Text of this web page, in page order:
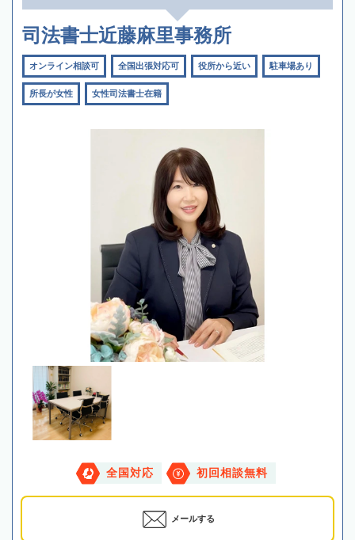
司法書士近藤麻里事務所
オンライン相談可 全国出張対応可 役所から近い 駐車場あり
所長が女性 女性司法書士在籍
全国対応 初回相談無料
メールする